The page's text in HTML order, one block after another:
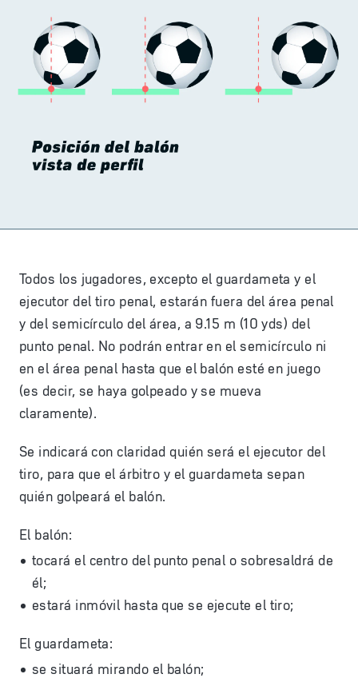
Todos los jugadores, excepto el guardameta y el
ejecutor del tiro penal, estarán fuera del área penal
y del semicírculo del área, a 9.15 m (10 yds) del
punto penal. No podrán entrar en el semicírculo ni
en el área penal hasta que el balón esté en juego
(es decir, se haya golpeado y se mueva
claramente).
Se indicará con claridad quién será el ejecutor del
tiro, para que el árbitro y el guardameta sepan
quién golpeará el balón.
El balón:
tocará el centro del punto penal o sobresaldrá de
él;
estará inmóvil hasta que se ejecute el tiro;
El guardameta:
se situará mirando el balón;